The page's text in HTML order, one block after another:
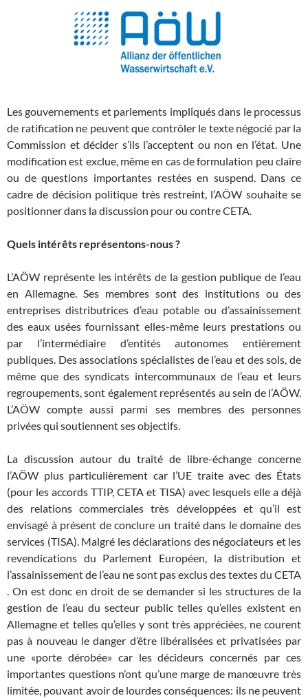
Les gouvernements et parlements impliqués dans le processus
de ratification ne peuvent que contrôler le texte négocié par la
Commission et décider s’ils l’acceptent ou non en l’état. Une
modification est exclue, même en cas de formulation peu claire
ou de questions importantes restées en suspend. Dans ce
cadre de décision politique très restreint, l’AÖW souhaite se
positionner dans la discussion pour ou contre CETA.
Quels intérêts représentons-nous ?
L’AÖW représente les intérêts de la gestion publique de l’eau
en Allemagne. Ses membres sont des institutions ou des
entreprises distributrices d’eau potable ou d’assainissement
des eaux usées fournissant elles-même leurs prestations ou
par l’intermédiaire d’entités autonomes entièrement
publiques. Des associations spécialistes de l’eau et des sols, de
même que des syndicats intercommunaux de l’eau et leurs
regroupements, sont également représentés au sein de l’AÖW.
L’AÖW compte aussi parmi ses membres des personnes
privées qui soutiennent ses objectifs.
La discussion autour du traité de libre-échange concerne
l’AÖW plus particulièrement car l’UE traite avec des États
(pour les accords TTIP, CETA et TISA) avec lesquels elle a déjà
des relations commerciales très développées et qu’il est
envisagé à présent de conclure un traité dans le domaine des
services (TISA). Malgré les déclarations des négociateurs et les
revendications du Parlement Européen, la distribution et
l’assainissement de l’eau ne sont pas exclus des textes du CETA
. On est donc en droit de se demander si les structures de la
gestion de l’eau du secteur public telles qu’elles existent en
Allemagne et telles qu’elles y sont très appréciées, ne courent
pas à nouveau le danger d’être libéralisées et privatisées par
une «porte dérobée» car les décideurs concernés par ces
importantes questions n’ont qu’une marge de manœuvre très
limitée, pouvant avoir de lourdes conséquences: ils ne peuvent